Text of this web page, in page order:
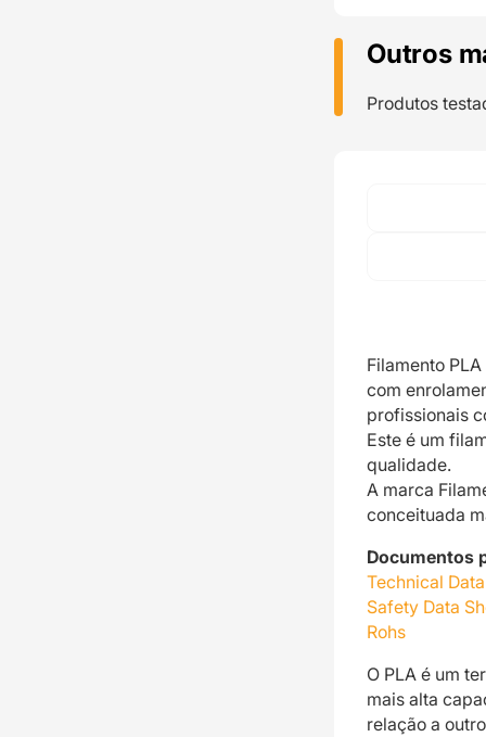
Outros
Produtos
Filamento
com
profissionais
Este é um
qualidade.
A marca
conceituada
Documentos
Technical
Safety Data
Rohs
O PLA é um
mais alta
relação a